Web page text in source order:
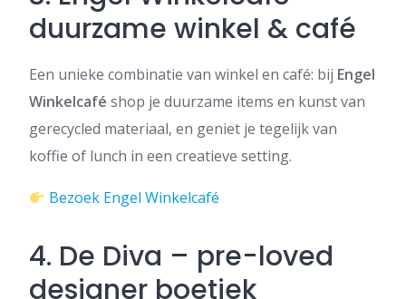
duurzame winkel & café
Een unieke combinatie van winkel en café: bij Engel
Winkelcafé shop je duurzame items en kunst van
gerecycled materiaal, en geniet je tegelijk van
koffie of lunch in een creatieve setting.
Bezoek Engel Winkelcafé
4. De Diva – pre-loved
designer boetiek